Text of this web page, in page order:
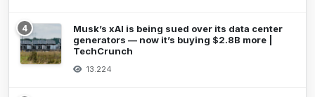
4
Musk’s xAI is being sued over its data center
generators — now it’s buying $2.8B more |
TechCrunch
13.224